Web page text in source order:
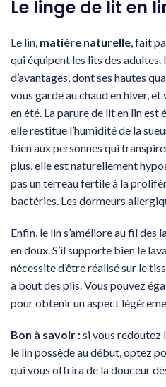
Le linge de lit en
Le lin, matière naturelle, fait
qui équipent les lits des
d’avantages, dont ses hautes
vous garde au chaud en hiver,
en été. La parure de lit en lin
elle restitue l’humidité de la
bien aux personnes qui
plus, elle est naturellement
pas un terreau fertile à la
bactéries. Les dormeurs
Enfin, le lin s’améliore au fil des
en doux. S’il supporte bien le
nécessite d’être réalisé sur le
à bout des plis. Vous pouvez
pour obtenir un aspect
Bon à savoir :si vous redoutez
le lin possède au début, optez
qui vous offrira de la douceur